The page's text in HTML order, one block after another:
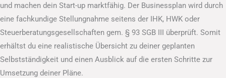
und machen dein Start-up marktfähig. Der Businessplan wird durch
eine fachkundige Stellungnahme seitens der IHK, HWK oder
Steuerberatungsgesellschaften gem. § 93 SGB III überprüft. Somit
erhältst du eine realistische Übersicht zu deiner geplanten
Selbstständigkeit und einen Ausblick auf die ersten Schritte zur
Umsetzung deiner Pläne.